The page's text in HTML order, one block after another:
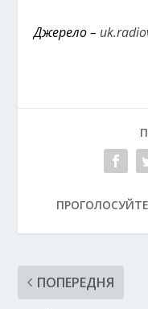
Джерело –
ПОПЕРЕДНЯ